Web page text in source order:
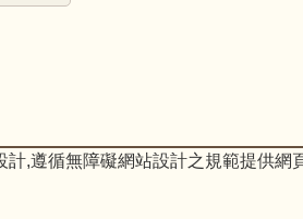
,遵循無障礙網站設計之規範提供網